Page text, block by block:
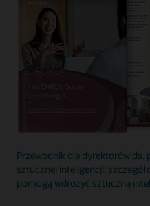
Przewodnik dla dyrektorów
sztucznej inteligencji:
pomogą wdrożyć sztuczną